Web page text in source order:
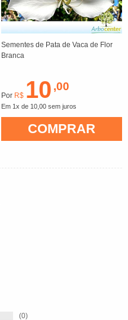
Sementes de Pata de Vaca de Flor
Branca
Por R$ 10 ,00
Em 1x de 10,00 sem juros
COMPRAR
(0)